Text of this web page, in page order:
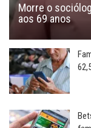
Morre o
aos 69 anos